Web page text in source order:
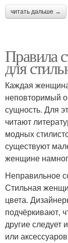
читать дальше →
Правила
для
Каждая
неповторимый
сущность. Для
читают
модных
существуют
женщине
Неправильное
Стильная
цвета.
подчёркивают,
другие следует
или